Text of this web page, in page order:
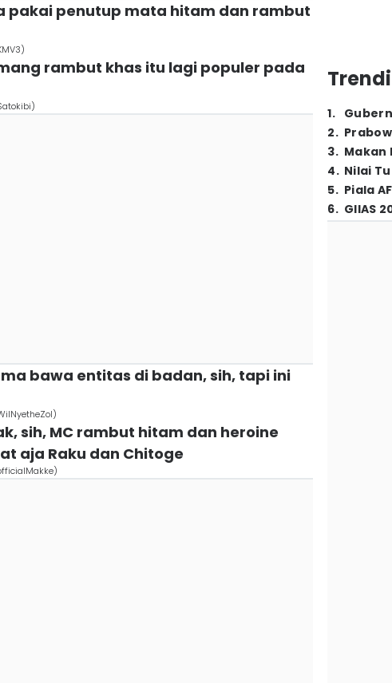
pakai penutup mata hitam dan rambut
rambut khas itu lagi populer pada
bawa entitas di badan, sih, tapi ini
sih, MC rambut hitam dan heroine
aja Raku dan Chitoge
1.
2.
3. Makan
4. Nilai
5. Piala
6. GIIAS